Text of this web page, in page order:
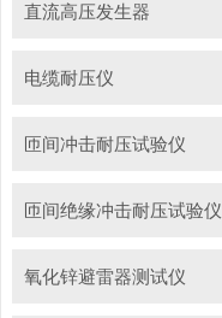
直流高压发生器
电缆耐压仪
匝间冲击耐压试验仪
匝间绝缘冲击耐压试验仪
氧化锌避雷器测试仪